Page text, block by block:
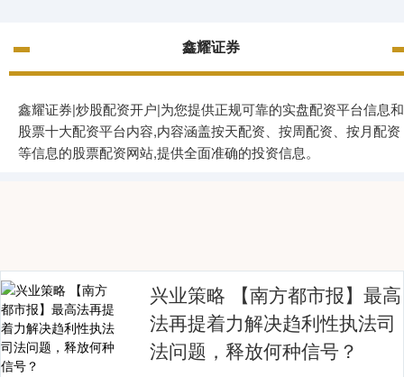
鑫耀证券
鑫耀证券|炒股配资开户|为您提供正规可靠的实盘配资平台信息和
股票十大配资平台内容,内容涵盖按天配资、按周配资、按月配资
等信息的股票配资网站,提供全面准确的投资信息。
兴业策略 【南方都市报】最高
法再提着力解决趋利性执法司
法问题，释放何种信号？